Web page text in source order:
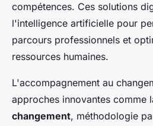
compétences. Ces solutions
l'intelligence artificielle pour
parcours professionnels et
ressources humaines.
L'accompagnement au
approches innovantes comme
changement, méthodologie